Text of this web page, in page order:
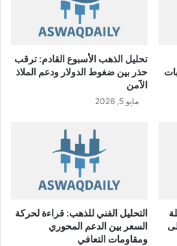
تحليل الذهب الأسبوع القادم: ترقب
حذر بين ضغوط الدولار ودعم الملاذ
الآمن
مايو 5, 2026
التحليل الفني للذهب: قراءة لحركة
السعر بين الدعم المحوري
ومقاومات التعافي